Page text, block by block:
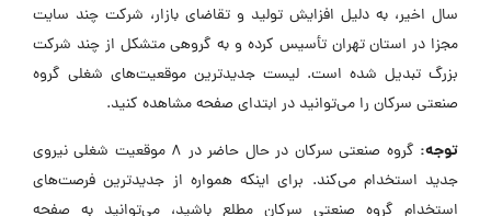
سال اخیر، به دلیل افزایش تولید و تقاضای بازار، شرکت چند سایت
مجزا در استان تهران تأسیس کرده و به گروهی متشکل از چند شرکت
بزرگ تبدیل شده است. لیست جدیدترین موقعیت‌های شغلی گروه
صنعتی سرکان را می‌توانید در ابتدای صفحه مشاهده کنید.
توجه:
گروه صنعتی سرکان در حال حاضر در ۸ موقعیت شغلی نیروی
جدید استخدام می‌کند. برای اینکه همواره از جدیدترین فرصت‌های
استخدام گروه صنعتی سرکان مطلع باشید، می‌توانید به صفحه